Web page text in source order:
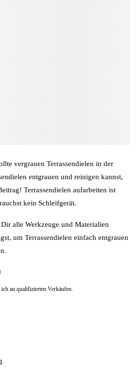
vergrauen Terrassendielen in der
entgrauen und reinigen kannst,
Terrassendielen aufarbeiten ist
kein Schleifgerät.
alle Werkzeuge und Materialien
um Terrassendielen einfach entgrauen
an qualifizierten Verkäufen.